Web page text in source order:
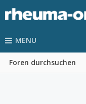
MENU
Foren durchsuchen